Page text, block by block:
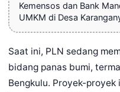
Kemensos dan Bank
UMKM di Desa
Saat ini, PLN sedang
bidang panas bumi,
Bengkulu. Proyek-